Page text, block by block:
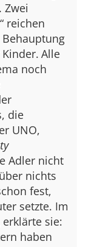
Zwei
reichen
Alle
noch
die
UNO,
Adler nicht
nichts
fest,
setzte. Im
sie:
haben